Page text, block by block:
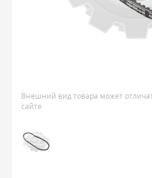
Внешний вид товара может
сайте